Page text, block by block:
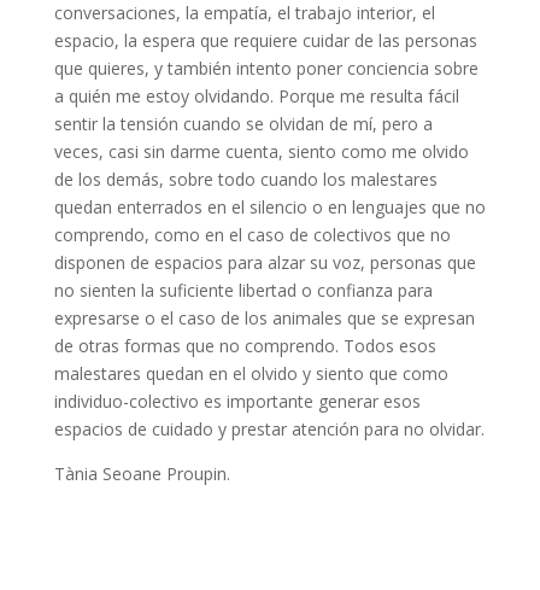
conversaciones, la empatía, el trabajo interior, el
espacio, la espera que requiere cuidar de las personas
que quieres, y también intento poner conciencia sobre
a quién me estoy olvidando. Porque me resulta fácil
sentir la tensión cuando se olvidan de mí, pero a
veces, casi sin darme cuenta, siento como me olvido
de los demás, sobre todo cuando los malestares
quedan enterrados en el silencio o en lenguajes que no
comprendo, como en el caso de colectivos que no
disponen de espacios para alzar su voz, personas que
no sienten la suficiente libertad o confianza para
expresarse o el caso de los animales que se expresan
de otras formas que no comprendo. Todos esos
malestares quedan en el olvido y siento que como
individuo-colectivo es importante generar esos
espacios de cuidado y prestar atención para no olvidar.
Tània Seoane Proupin.